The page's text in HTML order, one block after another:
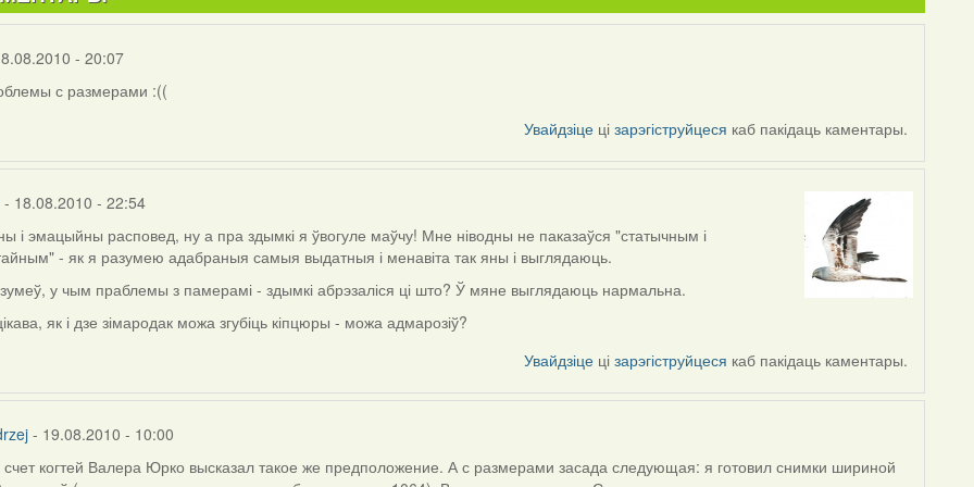
- 20:07
с размерами :((
Увайдзіце цізарэгіструйцеся каб пакідаць каментары.
- 18.08.2010 - 22:54
і эмацыйны расповед, ну а пра здымкі я ўвогуле маўчу! Мне ніводны не паказаўся "статычным і
- як я разумею адабраныя самыя выдатныя і менавіта так яны і выглядаюць.
у чым праблемы з памерамі - здымкі абрэзаліся ці што? Ў мяне выглядаюць нармальна.
як і дзе зімародак можа згубіць кіпцюры - можа адмарозіў?
Увайдзіце цізарэгіструйцеся каб пакідаць каментары.
- 19.08.2010 - 10:00
когтей Валера Юрко высказал такое же предположение. А с размерами засада следующая: я готовил снимки шириной